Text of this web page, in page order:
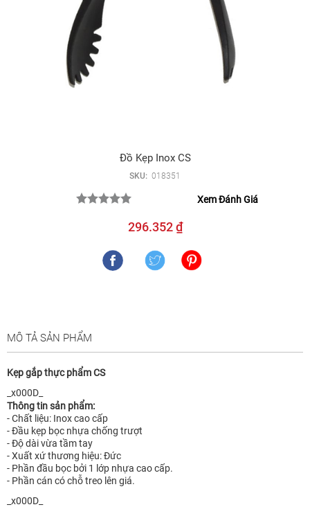
Đồ Kẹp Inox CS
SKU: 018351
Xem Đánh Giá
296.352 ₫
MÔ TẢ SẢN PHẨM
Kẹp gắp thực phẩm CS
_x000D_
Thông tin sản phẩm:
- Chất liệu: Inox cao cấp
- Đầu kẹp bọc nhựa chống trượt
- Độ dài vừa tầm tay
- Xuất xứ thương hiệu: Đức
- Phần đầu bọc bởi 1 lớp nhựa cao cấp.
- Phần cán có chỗ treo lên giá.
_x000D_